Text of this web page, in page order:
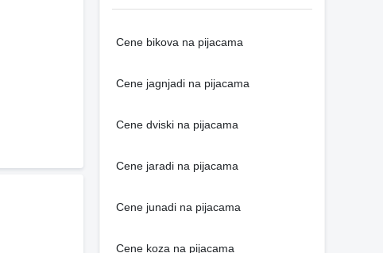
Cene bikova na pijacama
Cene jagnjadi na pijacama
Cene dviski na pijacama
Cene jaradi na pijacama
Cene junadi na pijacama
Cene koza na pijacama